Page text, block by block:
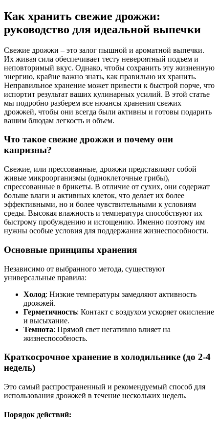
Как хранить свежие дрожжи:
руководство для идеальной выпечки
Свежие дрожжи – это залог пышной и ароматной выпечки.
Их живая сила обеспечивает тесту невероятный подъем и
неповторимый вкус. Однако, чтобы сохранить эту жизненную
энергию, крайне важно знать, как правильно их хранить.
Неправильное хранение может привести к быстрой порче, что
испортит результат ваших кулинарных усилий. В этой статье
мы подробно разберем все нюансы хранения свежих
дрожжей, чтобы они всегда были активны и готовы подарить
вашим блюдам легкость и объем.
Что такое свежие дрожжи и почему они
капризны?
Свежие, или прессованные, дрожжи представляют собой
живые микроорганизмы (одноклеточные грибы),
спрессованные в брикеты. В отличие от сухих, они содержат
больше влаги и активных клеток, что делает их более
эффективными, но и более чувствительными к условиям
среды. Высокая влажность и температура способствуют их
быстрому пробуждению и истощению. Именно поэтому им
нужны особые условия для поддержания жизнеспособности.
Основные принципы хранения
Независимо от выбранного метода, существуют
универсальные правила:
Холод: Низкие температуры замедляют активность
дрожжей.
Герметичность: Контакт с воздухом ускоряет окисление
и высыхание.
Темнота: Прямой свет негативно влияет на
жизнеспособность.
Краткосрочное хранение в холодильнике (до 2-4
недель)
Это самый распространенный и рекомендуемый способ для
использования дрожжей в течение нескольких недель.
Порядок действий: